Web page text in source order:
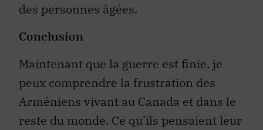
des personnes âgées.
Conclusion
Maintenant que la guerre est finie, je
peux comprendre la frustration des
Arméniens vivant au Canada et dans le
reste du monde. Ce qu’ils pensaient leur